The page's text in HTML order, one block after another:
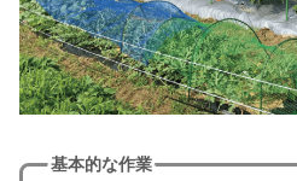
基本的な作業